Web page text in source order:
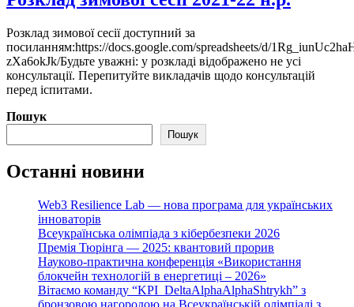
Розклад зимової сесії доступний за
посиланням:https://docs.google.com/spreadsheets/d/
zXa6okJk/Будьте уважні: у розкладі відображено не усі
консультації. Перепитуйте викладачів щодо консультацій
перед іспитами.
Пошук
Пошук
Останні новини
Web3 Resilience Lab — нова програма для українських
інноваторів
Всеукраїнська олімпіада з кібербезпеки 2026
Премія Тюрінга — 2025: квантовий прорив
Науково-практична конференція «Використання
блокчейн технологій в енергетиці – 2026»
Вітаємо команду “KPI_DeltaAlphaAlphaShtrykh” з
бронзовою нагородою на Всеукраїнській олімпіаді з